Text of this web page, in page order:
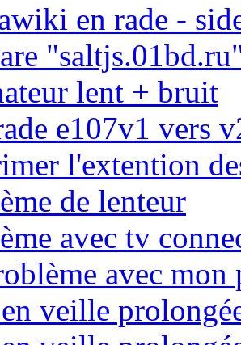
en rade -
lent + bruit
e107v1 vers
l'extention
de lenteur
avec tv
avec mon
veille